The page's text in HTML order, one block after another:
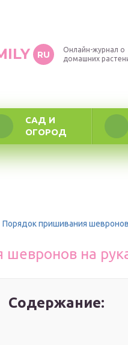
RU
Онлайн-журнал о
домашних
САД И
ОГОРОД
Порядок пришивания
шевронов на
Содержание: